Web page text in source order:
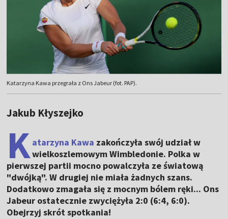
Katarzyna Kawa przegrała z Ons Jabeur (fot. PAP).
Jakub Kłyszejko
Katarzyna Kawa zakończyła swój udział w
wielkoszlemowym Wimbledonie. Polka w
pierwszej partii mocno powalczyła ze światową
"dwójką". W drugiej nie miała żadnych szans.
Dodatkowo zmagała się z mocnym bólem ręki... Ons
Jabeur ostatecznie zwyciężyła 2:0 (6:4, 6:0).
Obejrzyj skrót spotkania!